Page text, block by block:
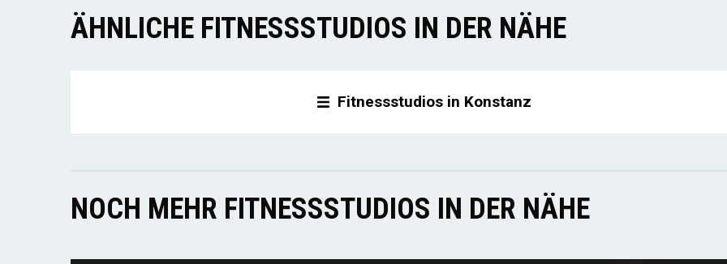
ÄHNLICHE FITNESSSTUDIOS IN DER NÄHE
Fitnessstudios in Konstanz
NOCH MEHR FITNESSSTUDIOS IN DER NÄHE